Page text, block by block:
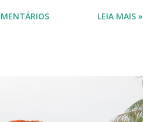
Dia da Terra - Veja aqui . -----------
LEIA MAIS »